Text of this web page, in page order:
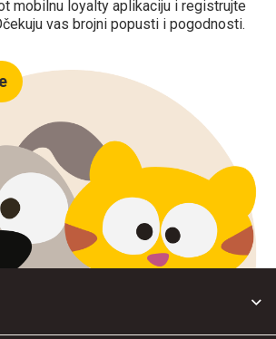
mobilnu loyalty aplikaciju i registrujte
vas brojni popusti i pogodnosti.